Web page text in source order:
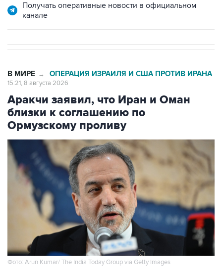
Получать оперативные новости в официальном
канале
В МИРЕ → ОПЕРАЦИЯ ИЗРАИЛЯ И США ПРОТИВ ИРАНА
15:21, 8 августа 2026
Аракчи заявил, что Иран и Оман
близки к соглашению по
Ормузскому проливу
Фото: Arun Kumar/ The India Today Group via Getty Images